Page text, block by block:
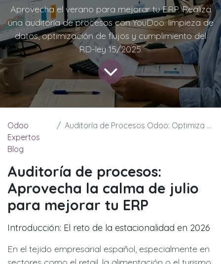
Aprovecha el verano para mejorar tu ERP. Realiza
una auditoría de procesos con YouDoo: limpieza de
datos, optimización de flujos y cumplimiento del
RD-ley 15/2025.
Odoo
Expertos
Blog
Auditoría de Procesos Odoo: Optimiza tu Empresa en Julio | YouDoo
Auditoría de procesos:
Aprovecha la calma de julio
para mejorar tu ERP
Introducción: El reto de la estacionalidad en 2026
En el tejido empresarial español, especialmente en